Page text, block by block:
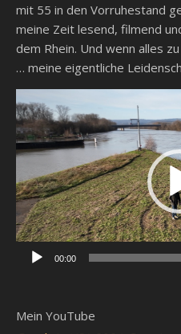
mit 55 in den Vorruhestand
meine Zeit lesend, filmend
dem Rhein. Und wenn alles
… meine eigentliche
Video-
Player
00:00
Mein YouTube